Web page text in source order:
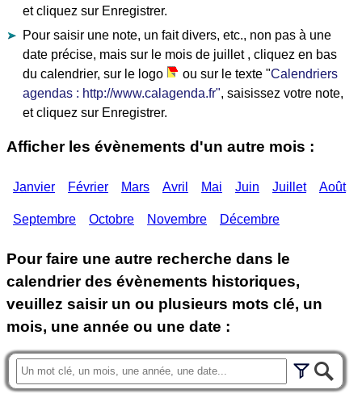
et cliquez sur Enregistrer.
Pour saisir une note, un fait divers, etc., non pas à une
date précise, mais sur le mois de juillet , cliquez en bas
du calendrier, sur le logo
ou sur le texte "Calendriers
agendas : http://www.calagenda.fr", saisissez votre note,
et cliquez sur Enregistrer.
Afficher les évènements d'un autre mois :
Janvier Février Mars Avril Mai Juin Juillet Août
Septembre Octobre Novembre Décembre
Pour faire une autre recherche dans le
calendrier des évènements historiques,
veuillez saisir un ou plusieurs mots clé, un
mois, une année ou une date :